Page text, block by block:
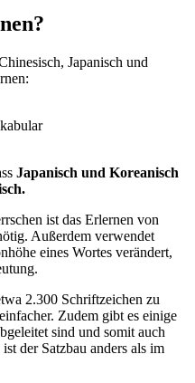
Japanisch und
Japanisch und Koreanisch
ist das Erlernen von
Außerdem verwendet
eines Wortes verändert,
2.300 Schriftzeichen zu
Zudem gibt es einige
sind und somit auch
der Satzbau anders als im